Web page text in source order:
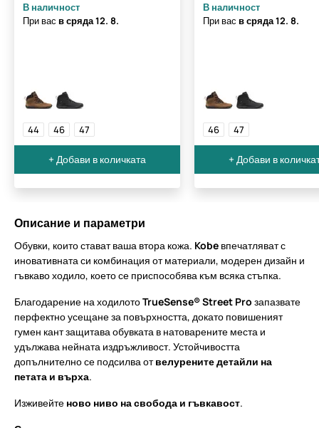
В наличност
При вас в сряда12. 8.
44 46 47
+ Добави в количката
В наличност
При вас в сряда12. 8.
46 47
+ Добави в
Описание и параметри
Обувки, които стават ваша втора кожа. Kobe впечатляват с
иновативната си комбинация от материали, модерен дизайн и
гъвкаво ходило, което се приспособява към всяка стъпка.
Благодарение на ходилотоTrueSense® Street Pro запазвате
перфектно усещане за повърхността, докато повишеният
гумен кант защитава обувката в натоварените места и
удължава нейната издръжливост. Устойчивостта
допълнително се подсилва отвелурените детайли на
петата и върха.
Изживейте ново ниво на свобода и гъвкавост.